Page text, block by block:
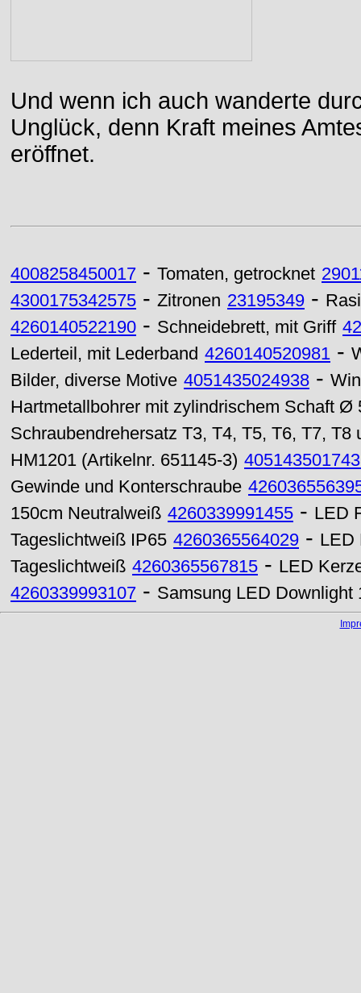
Und wenn ich auch wanderte
Unglück, denn Kraft meines
eröffnet.
4008258450017 - Tomaten, getrocknet
4300175342575 - Zitronen 23195349 -
4260140522190 - Schneidebrett, mit Griff
Lederteil, mit Lederband 4260140520981 -
Bilder, diverse Motive 4051435024938 -
Hartmetallbohrer mit zylindrischem Schaft Ø
Schraubendrehersatz T3, T4, T5, T6, T7, T8
HM1201 (Artikelnr. 651145-3)
Gewinde und Konterschraube
150cm Neutralweiß 4260339991455 - LED
Tageslichtweiß IP65 4260365564029 - LED
Tageslichtweiß 4260365567815 - LED
4260339993107 - Samsung LED